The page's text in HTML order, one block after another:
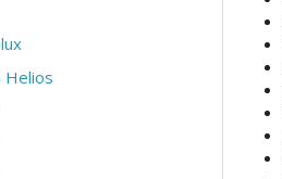
Helios